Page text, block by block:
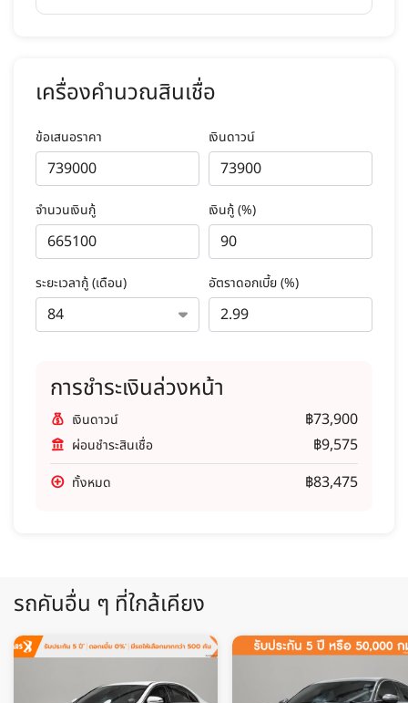
เครื่องคำนวณสินเชื่อ
ข้อเสนอราคา เงินดาวน์
จำนวนเงินกู้ เงินกู้ (%)
ระยะเวลากู้ (เดือน) อัตราดอกเบี้ย (%)
การชำระเงินล่วงหน้า
เงินดาวน์ ฿73,900
ผ่อนชำระสินเชื่อ ฿9,575
ทั้งหมด ฿83,475
รถคันอื่น ๆ ที่ใกล้เคียง